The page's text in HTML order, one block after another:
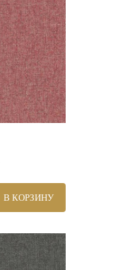
В КОРЗИНУ